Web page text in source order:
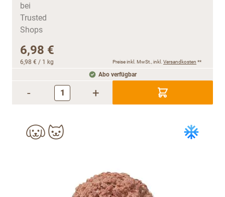
6,98 €
6,98 € / 1 kg Preise inkl. MwSt., inkl. Versandkosten **
Abo verfügbar
- +